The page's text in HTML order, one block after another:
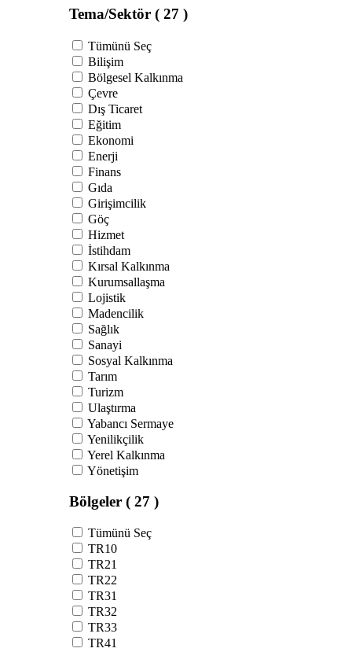
Tema/Sektör ( 27 )
Tümünü Seç
Bilişim
Bölgesel Kalkınma
Çevre
Dış Ticaret
Eğitim
Ekonomi
Enerji
Finans
Gıda
Girişimcilik
Göç
Hizmet
İstihdam
Kırsal Kalkınma
Kurumsallaşma
Lojistik
Madencilik
Sağlık
Sanayi
Sosyal Kalkınma
Tarım
Turizm
Ulaştırma
Yabancı Sermaye
Yenilikçilik
Yerel Kalkınma
Yönetişim
Bölgeler ( 27 )
Tümünü Seç
TR10
TR21
TR22
TR31
TR32
TR33
TR41